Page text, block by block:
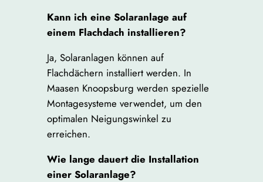
Kann ich eine Solaranlage auf
einem Flachdach installieren?
Ja, Solaranlagen können auf
Flachdächern installiert werden. In
Maasen Knoopsburg werden spezielle
Montagesysteme verwendet, um den
optimalen Neigungswinkel zu
erreichen.
Wie lange dauert die Installation
einer Solaranlage?